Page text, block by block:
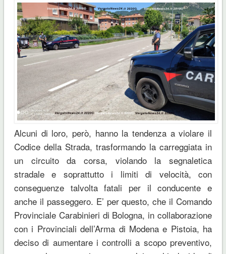
Alcuni di loro, però, hanno la tendenza a violare il
Codice della Strada, trasformando la carreggiata in
un circuito da corsa, violando la segnaletica
stradale e soprattutto i limiti di velocità, con
conseguenze talvolta fatali per il conducente e
anche il passeggero. E’ per questo, che il Comando
Provinciale Carabinieri di Bologna, in collaborazione
con i Provinciali dell’Arma di Modena e Pistoia, ha
deciso di aumentare i controlli a scopo preventivo,